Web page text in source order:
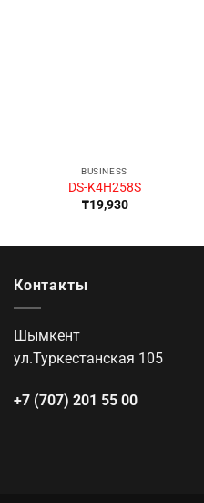
BUSINESS
DS-K4H258S
₸19,930
Контакты
Шымкент
ул.Туркестанская 105
+7 (707) 201 55 00